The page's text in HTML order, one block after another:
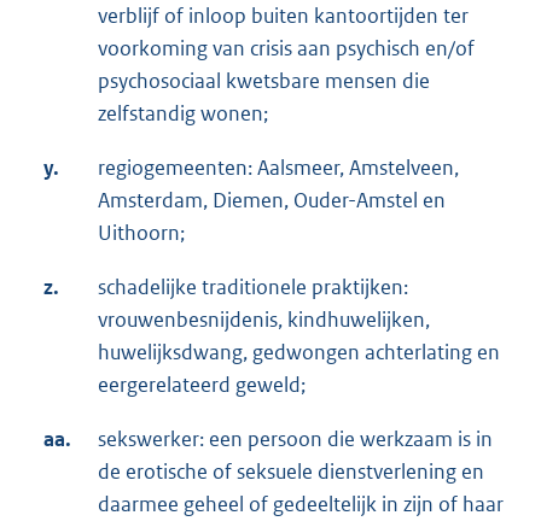
verblijf of inloop buiten kantoortijden ter
voorkoming van crisis aan psychisch en/of
psychosociaal kwetsbare mensen die
zelfstandig wonen;
y.
regiogemeenten: Aalsmeer, Amstelveen,
Amsterdam, Diemen, Ouder-Amstel en
Uithoorn;
z.
schadelijke traditionele praktijken:
vrouwenbesnijdenis, kindhuwelijken,
huwelijksdwang, gedwongen achterlating en
eergerelateerd geweld;
aa.
sekswerker: een persoon die werkzaam is in
de erotische of seksuele dienstverlening en
daarmee geheel of gedeeltelijk in zijn of haar